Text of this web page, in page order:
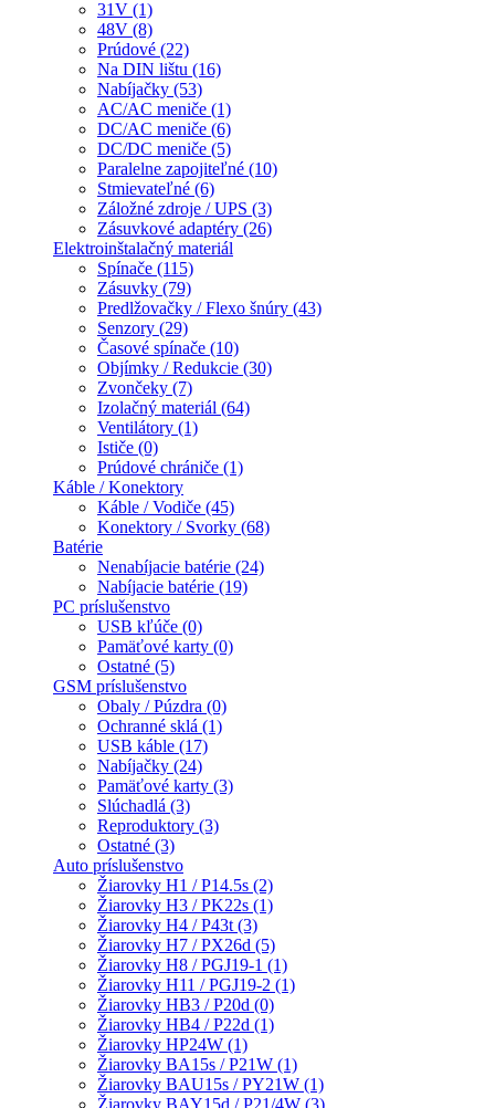
31V (1)
48V (8)
Prúdové (22)
Na DIN lištu (16)
Nabíjačky (53)
AC/AC meniče (1)
DC/AC meniče (6)
DC/DC meniče (5)
Paralelne zapojiteľné (10)
Stmievateľné (6)
Záložné zdroje / UPS (3)
Zásuvkové adaptéry (26)
Elektroinštalačný materiál
Spínače (115)
Zásuvky (79)
Predlžovačky / Flexo šnúry (43)
Senzory (29)
Časové spínače (10)
Objímky / Redukcie (30)
Zvončeky (7)
Izolačný materiál (64)
Ventilátory (1)
Ističe (0)
Prúdové chrániče (1)
Káble / Konektory
Káble / Vodiče (45)
Konektory / Svorky (68)
Batérie
Nenabíjacie batérie (24)
Nabíjacie batérie (19)
PC príslušenstvo
USB kľúče (0)
Pamäťové karty (0)
Ostatné (5)
GSM príslušenstvo
Obaly / Púzdra (0)
Ochranné sklá (1)
USB káble (17)
Nabíjačky (24)
Pamäťové karty (3)
Slúchadlá (3)
Reproduktory (3)
Ostatné (3)
Auto príslušenstvo
Žiarovky H1 / P14.5s (2)
Žiarovky H3 / PK22s (1)
Žiarovky H4 / P43t (3)
Žiarovky H7 / PX26d (5)
Žiarovky H8 / PGJ19-1 (1)
Žiarovky H11 / PGJ19-2 (1)
Žiarovky HB3 / P20d (0)
Žiarovky HB4 / P22d (1)
Žiarovky HP24W (1)
Žiarovky BA15s / P21W (1)
Žiarovky BAU15s / PY21W (1)
Žiarovky BAY15d / P21/4W (3)